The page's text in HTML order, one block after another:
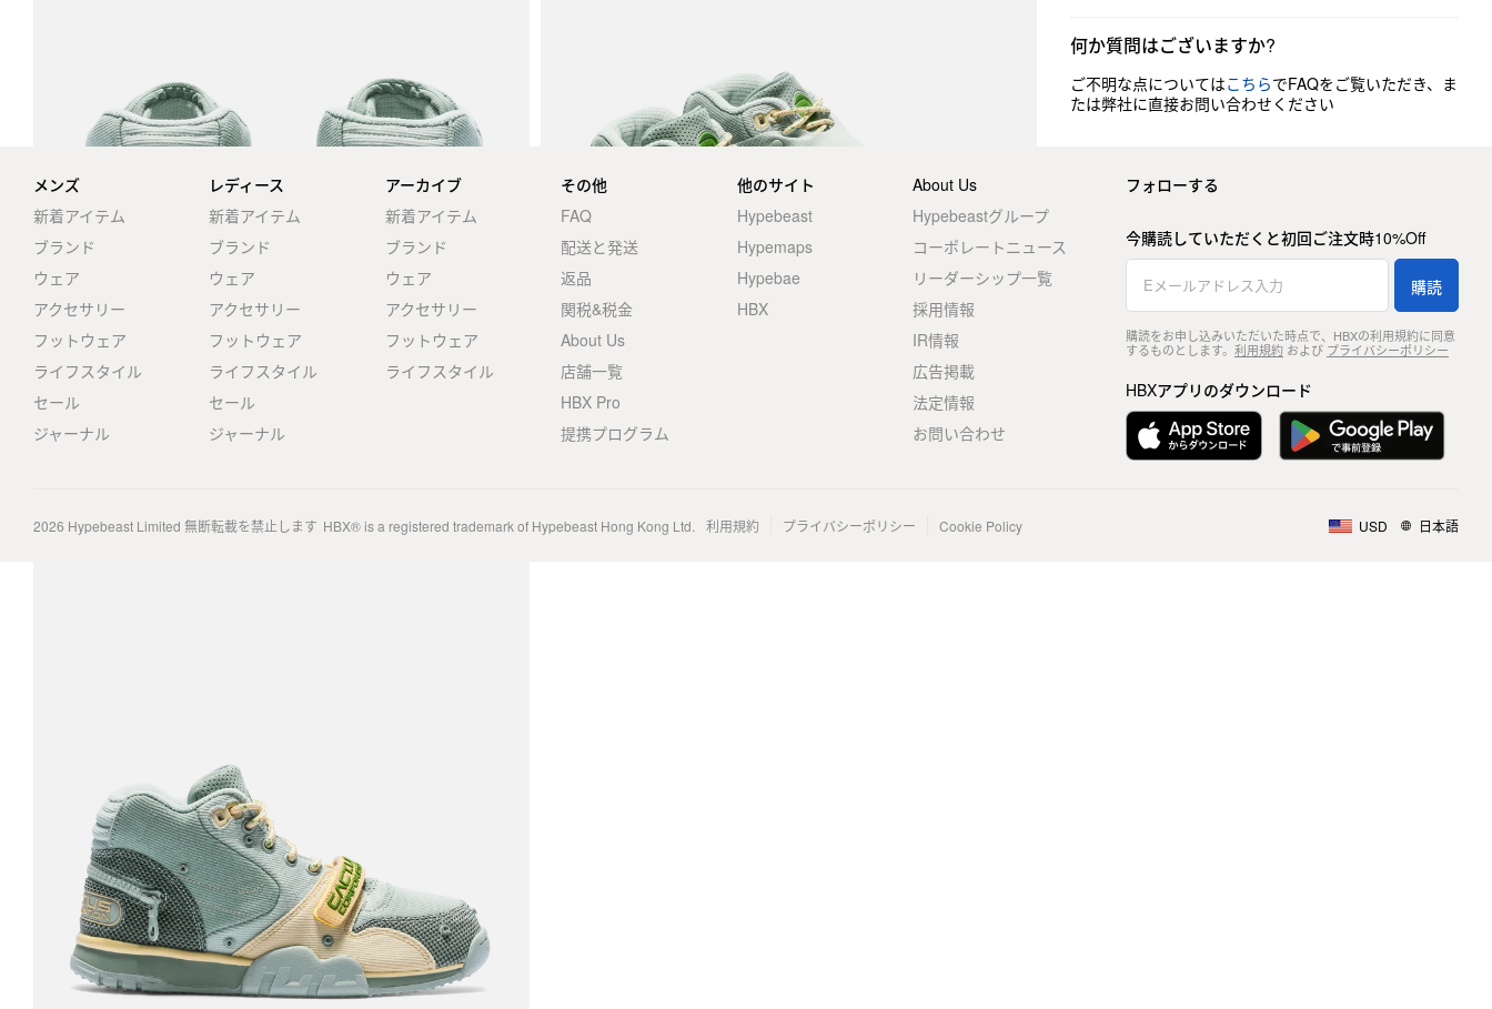
何か質問はございますか?
ご不明な点についてはこちらでFAQをご覧いただき、ま
たは弊社に直接お問い合わせください
メンズ
新着アイテム
ブランド
ウェア
アクセサリー
フットウェア
ライフスタイル
セール
ジャーナル
レディース
新着アイテム
ブランド
ウェア
アクセサリー
フットウェア
ライフスタイル
セール
ジャーナル
アーカイブ
新着アイテム
ブランド
ウェア
アクセサリー
フットウェア
ライフスタイル
その他
FAQ
配送と発送
返品
関税&税金
About Us
店舗一覧
HBX Pro
提携プログラム
他のサイト
Hypebeast
Hypemaps
Hypebae
HBX
About Us
Hypebeastグループ
コーポレートニュース
リーダーシップ一覧
採用情報
IR情報
広告掲載
法定情報
お問い合わせ
フォローする
今購読していただくと初回ご注文時10%Off
購読
購読をお申し込みいただいた時点で、HBXの利用規約に同意
するものとします。 利用規約および プライバシーポリシー
HBXアプリのダウンロード
2026 Hypebeast Limited 無断転載を禁止します HBX® is a registered trademark of Hypebeast Hong Kong Ltd. 利用規約 プライバシーポリシー Cookie Policy USD 日本語